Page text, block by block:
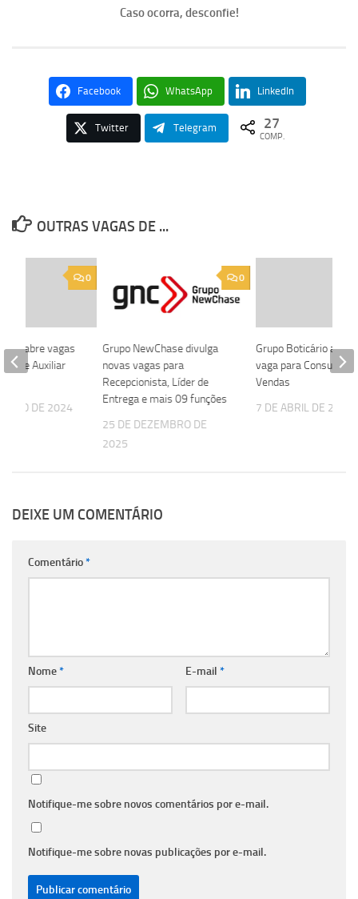
Caso ocorra, desconfie!
Facebook WhatsApp LinkedIn
Twitter Telegram 27
COMP.
OUTRAS VAGAS DE ...
0
Grupo NewChase divulga
novas vagas para
Recepcionista, Líder de
Entrega e mais 09 funções
25 DE DEZEMBRO DE
2025
Grupo Boticário abre
vaga para
Vendas
7 DE ABRIL DE 2024
0
abre vagas
e Auxiliar
DE 2024
DEIXE UM COMENTÁRIO
Comentário*
Nome* E-mail *
Site
Notifique-me sobre novos comentários por e-mail.
Notifique-me sobre novas publicações por e-mail.